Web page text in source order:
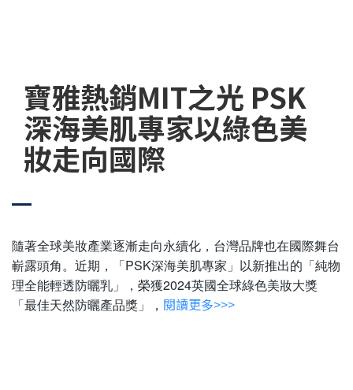
寶雅熱銷MIT之光 PSK
深海美肌專家以綠色美
妝走向國際
隨著全球美妝產業逐漸走向永續化，台灣品牌也在國際舞台
嶄露頭角。近期，「PSK深海美肌專家」以新推出的「純物
理全能輕透防曬乳」，榮獲2024英國全球綠色美妝大獎
「最佳天然防曬產品獎」， 閱讀更多>>>